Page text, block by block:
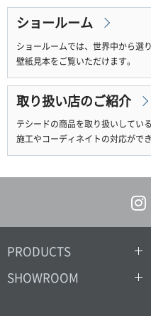
ショールーム
ショールームでは、世界中から選
壁紙見本をご覧いただけます。
取り扱い店のご紹介
テシードの商品を取り扱いしてい
施工やコーディネイトの対応がで
PRODUCTS
SHOWROOM